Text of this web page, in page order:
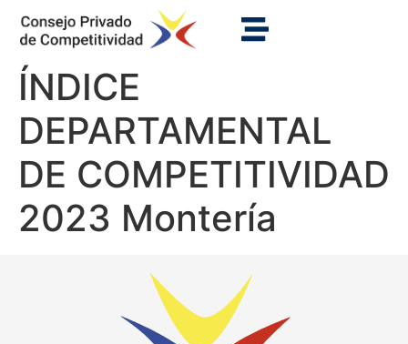
ÍNDICE
DEPARTAMENTAL
DE COMPETITIVIDAD
2023 Montería